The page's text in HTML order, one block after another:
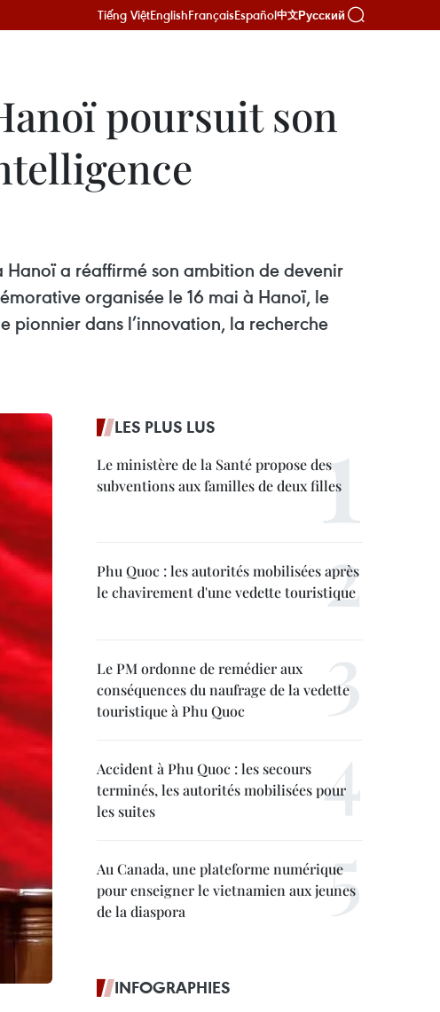
Tiếng ViệtEnglishFrançaisEspañol中文Русский
poursuit son
Hanoï a réaffirmé son ambition de devenir
organisée le 16 mai à Hanoï, le
pionnier dans l’innovation, la recherche
LES PLUS LUS
Le ministère de la Santé propose des
subventions aux familles de deux filles
Phu Quoc : les autorités mobilisées après
le chavirement d'une vedette touristique
Le PM ordonne de remédier aux
conséquences du naufrage de la vedette
touristique à Phu Quoc
Accident à Phu Quoc : les secours
terminés, les autorités mobilisées pour
les suites
Au Canada, une plateforme numérique
pour enseigner le vietnamien aux jeunes
de la diaspora
INFOGRAPHIES